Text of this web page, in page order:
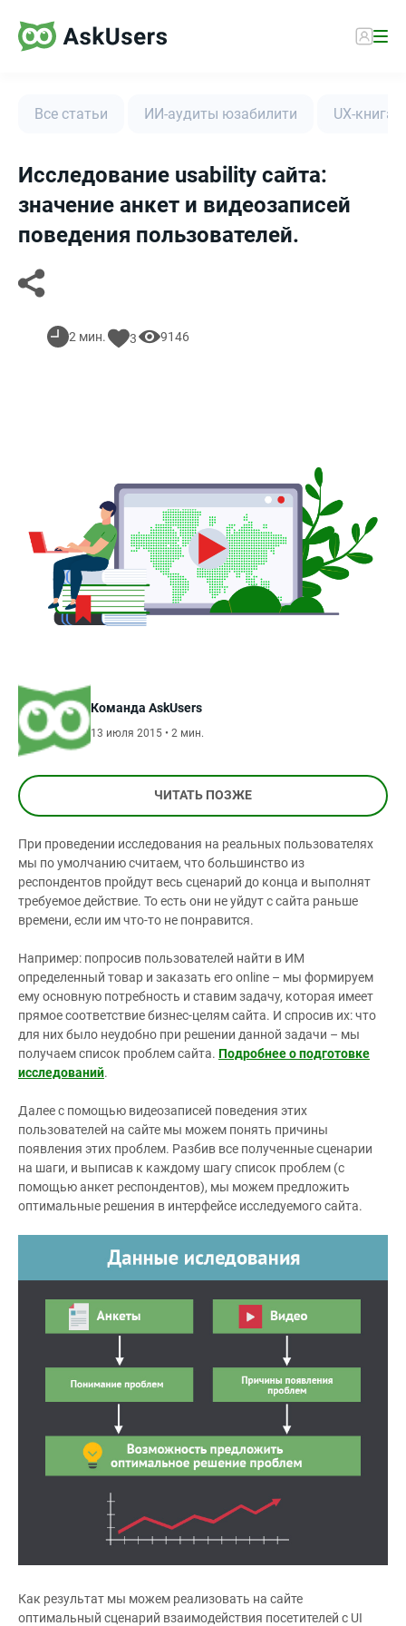
Все статьи ИИ-аудиты юзабилити UX-книга
Исследование usability сайта:
значение анкет и видеозаписей
поведения пользователей.
2 мин. 3 9146
Команда AskUsers
13 июля 2015 • 2 мин.
ЧИТАТЬ ПОЗЖЕ
При проведении исследования на реальных пользователях
мы по умолчанию считаем, что большинство из
респондентов пройдут весь сценарий до конца и выполнят
требуемое действие. То есть они не уйдут с сайта раньше
времени, если им что-то не понравится.
Например: попросив пользователей найти в ИМ
определенный товар и заказать его online – мы формируем
ему основную потребность и ставим задачу, которая имеет
прямое соответствие бизнес-целям сайта. И спросив их: что
для них было неудобно при решении данной задачи – мы
получаем список проблем сайта. Подробнее о подготовке
исследований.
Далее с помощью видеозаписей поведения этих
пользователей на сайте мы можем понять причины
появления этих проблем. Разбив все полученные сценарии
на шаги, и выписав к каждому шагу список проблем (с
помощью анкет респондентов), мы можем предложить
оптимальные решения в интерфейсе исследуемого сайта.
Как результат мы можем реализовать на сайте
оптимальный сценарий взаимодействия посетителей с UI